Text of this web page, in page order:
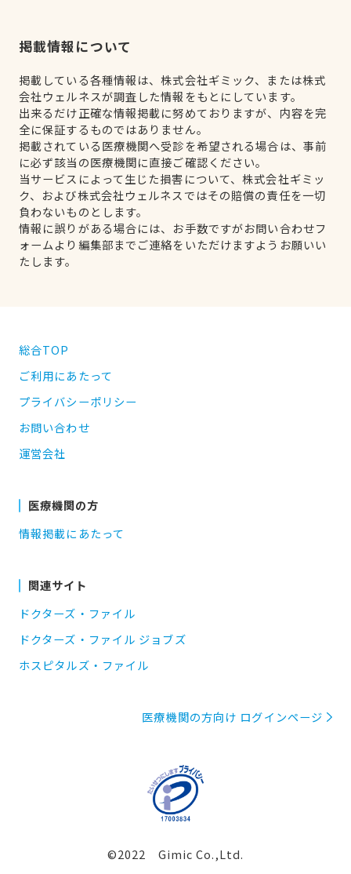
掲載情報について
掲載している各種情報は、株式会社ギミック、または株式
会社ウェルネスが調査した情報をもとにしています。
出来るだけ正確な情報掲載に努めておりますが、内容を完
全に保証するものではありません。
掲載されている医療機関へ受診を希望される場合は、事前
に必ず該当の医療機関に直接ご確認ください。
当サービスによって生じた損害について、株式会社ギミッ
ク、および株式会社ウェルネスではその賠償の責任を一切
負わないものとします。
情報に誤りがある場合には、お手数ですがお問い合わせフ
ォームより編集部までご連絡をいただけますようお願いい
たします。
総合TOP
ご利用にあたって
プライバシーポリシー
お問い合わせ
運営会社
医療機関の方
情報掲載にあたって
関連サイト
ドクターズ・ファイル
ドクターズ・ファイル ジョブズ
ホスピタルズ・ファイル
医療機関の方向け ログインページ
©2022 Gimic Co.,Ltd.